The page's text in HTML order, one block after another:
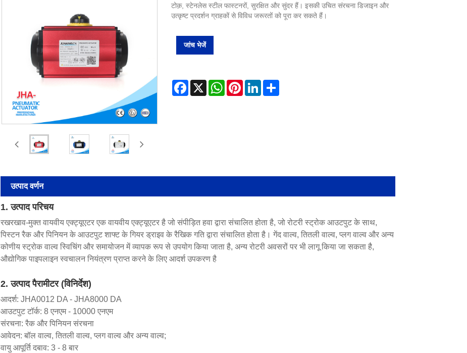
टोक़, स्टेनलेस स्टील फास्टनरों, सुरक्षित और सुंदर हैं। इसकी उचित संरचना डिजाइन और
उत्कृष्ट प्रदर्शन ग्राहकों से विविध जरूरतों को पूरा कर सकते हैं।
जांच भेजें
Facebook
X WhatsAppPinterestLinkedInShare
उत्पाद वर्णन
1. उत्पाद परिचय
रखरखाव-मुक्त वायवीय एक्ट्यूएटर एक वायवीय एक्ट्यूएटर है जो संपीड़ित हवा द्वारा संचालित होता है, जो रोटरी स्ट्रोक आउटपुट के साथ,
पिस्टन रैक और पिनियन के आउटपुट शाफ्ट के गियर ड्राइव के रैखिक गति द्वारा संचालित होता है। गेंद वाल्व, तितली वाल्व, प्लग वाल्व और अन्य
कोणीय स्ट्रोक वाल्व स्विचिंग और समायोजन में व्यापक रूप से उपयोग किया जाता है, अन्य रोटरी अवसरों पर भी लागू किया जा सकता है,
औद्योगिक पाइपलाइन स्वचालन नियंत्रण प्राप्त करने के लिए आदर्श उपकरण है
2. उत्पाद पैरामीटर (विनिर्देश)
आदर्श: JHA0012 DA - JHA8000 DA
आउटपुट टॉर्क: 8 एनएम - 10000 एनएम
संरचना: रैक और पिनियन संरचना
आवेदन: बॉल वाल्व, तितली वाल्व, प्लग वाल्व और अन्य वाल्व;
वायु आपूर्ति दबाव: 3 - 8 बार